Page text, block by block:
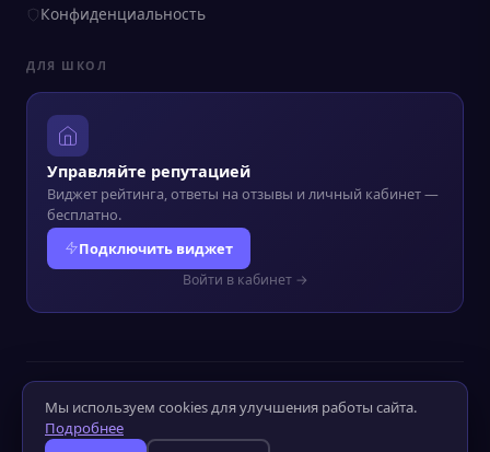
Конфиденциальность
ДЛЯ ШКОЛ
Управляйте репутацией
Виджет рейтинга, ответы на отзывы и личный кабинет —
бесплатно.
Подключить виджет
Войти в кабинет →
Политика конфиденциальности
Оператор ПД №52-25-232090
Слабовидящим
Слабослышащим
Мы используем cookies для улучшения работы сайта.
Подробнее